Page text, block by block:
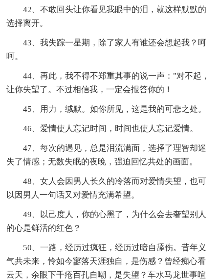
42、不敢回头让你看见我眼中的泪，就这样默默的
选择离开。
43、我失踪一星期，除了家人有谁还会想起我？呵
呵。
44、再此，我不得不郑重其事的说一声："对不起，
让你失望了。不过相信我，一定会报答你的！
45、用力，缄默。如你所见，这是我的可悲之处。
46、爱情使人忘记时间，时间也使人忘记爱情。
47、每次的遇见，总是泪流满面，选择了理智却迷
失了情感；无数失眠的夜晚，强迫回忆共处的画面。
48、女人会因男人长久的冷落而对爱情失望，也可
以因男人一句话又对爱情充满希望。
49、以己度人，你的心黑了，为什么会去奢望别人
的心是鲜活的红色？
50、一路，经历过疯狂，经历过暗自舔伤。昔年义
气共未来，怜如今寥落天涯独自，是伤感？曾经痴心看
云天，余眼下千疮百孔自嘲，是失望？车水马龙世事喧